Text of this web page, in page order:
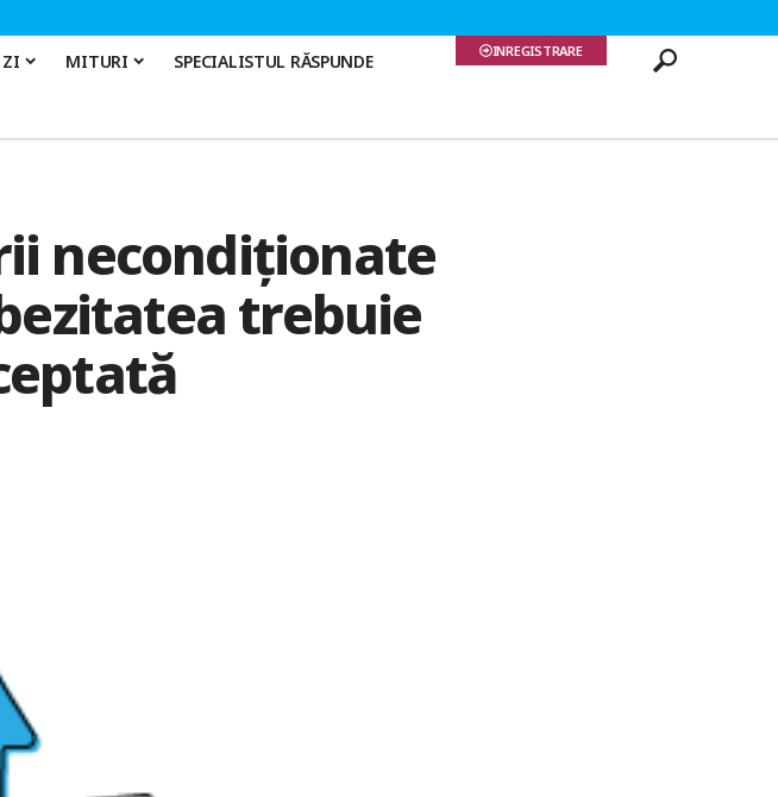
ZI MITURI SPECIALISTUL RĂSPUNDE INREGISTRARE
necondiționate
trebuie